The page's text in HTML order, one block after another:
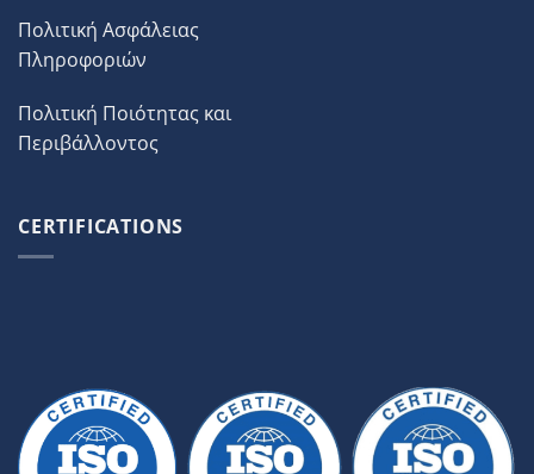
Πολιτική Ασφάλειας
Πληροφοριών
Πολιτική Ποιότητας και
Περιβάλλοντος
CERTIFICATIONS